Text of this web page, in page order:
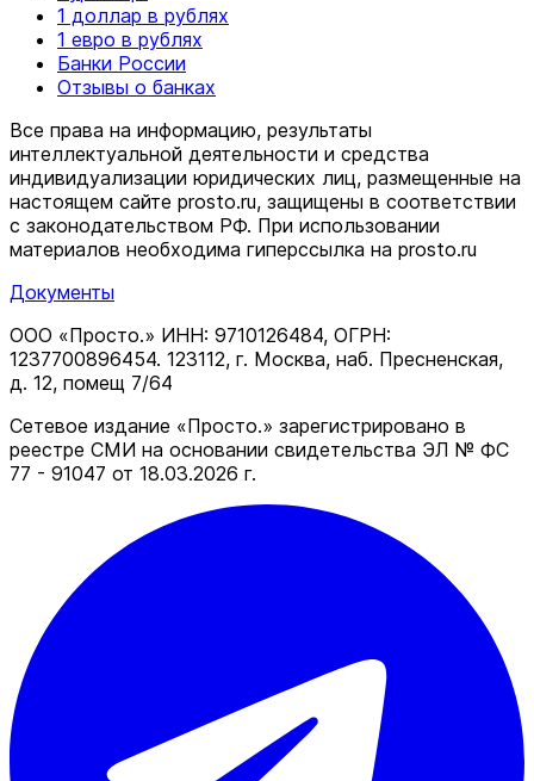
1 доллар в рублях
1 евро в рублях
Банки России
Отзывы о банках
Все права на информацию, результаты
интеллектуальной деятельности и средства
индивидуализации юридических лиц, размещенные на
настоящем сайте prosto.ru, защищены в соответствии
c законодательством РФ. При использовании
материалов необходима гиперссылка на prosto.ru
Документы
ООО «Просто.» ИНН: 9710126484, ОГРН:
1237700896454. 123112, г. Москва, наб. Пресненская,
д. 12, помещ 7/64
Сетевое издание «Просто.» зарегистрировано в
реестре СМИ на основании свидетельства ЭЛ № ФС
77 - 91047 от 18.03.2026 г.